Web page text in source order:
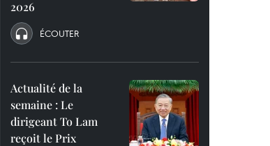
2026
ÉCOUTER
Actualité de la
semaine : Le
dirigeant To Lam
reçoit le Prix